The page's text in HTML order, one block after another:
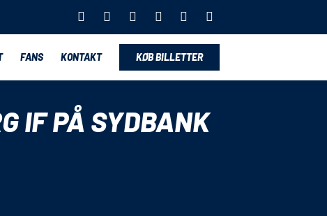
FANS KONTAKT KØB BILLETTER
IF PÅ SYDBANK